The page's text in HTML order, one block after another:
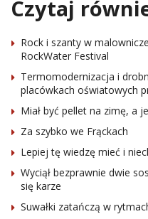
Czytaj
Rock i szanty w
RockWater Festival
Termomodernizacja i
placówkach oświatowych
Miał być pellet na zimę, a
Za szybko we Frąckach
Lepiej tę wiedzę mieć i
Wyciął bezprawnie dwie
się karze
Suwałki zatańczą w